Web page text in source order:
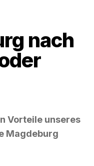
nach
Vorteile unseres
Magdeburg